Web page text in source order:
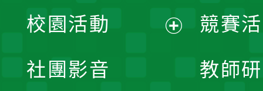
競賽
教師
開
校園活動
社團影音